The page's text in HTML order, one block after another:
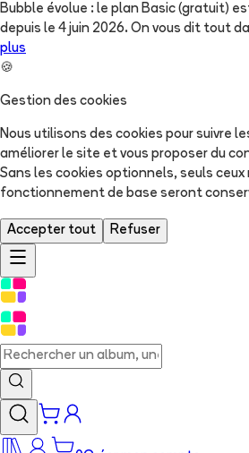
Bubble évolue : le plan Basic (gratuit)
depuis le 4 juin 2026. On vous dit tout
plus
🍪
Gestion des cookies
Nous utilisons des cookies pour suivre
améliorer le site et vous proposer du
Sans les cookies optionnels, seuls ceux
fonctionnement de base seront
Accepter tout Refuser